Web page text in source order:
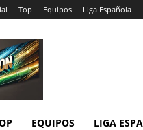
Top Equipos Liga Española
EQUIPOS LIGA